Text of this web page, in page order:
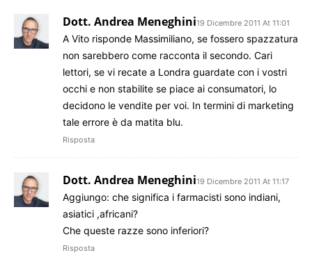
Dott. Andrea Meneghini19 Dicembre 2011 At 11:01
A Vito risponde Massimiliano, se fossero spazzatura
non sarebbero come racconta il secondo. Cari
lettori, se vi recate a Londra guardate con i vostri
occhi e non stabilite se piace ai consumatori, lo
decidono le vendite per voi. In termini di marketing
tale errore è da matita blu.
Risposta
Dott. Andrea Meneghini19 Dicembre 2011 At 11:17
Aggiungo: che significa i farmacisti sono indiani,
asiatici ,africani?
Che queste razze sono inferiori?
Risposta